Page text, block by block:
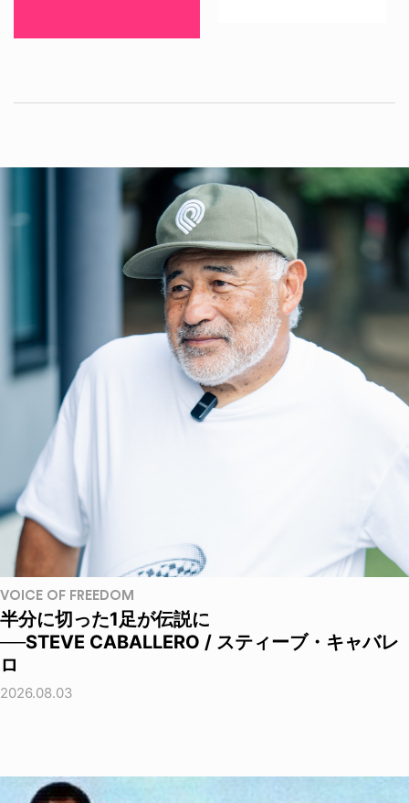
VOICE OF FREEDOM
半分に切った1足が伝説に
──STEVE CABALLERO / スティーブ・キャバレ
ロ
2026.08.03